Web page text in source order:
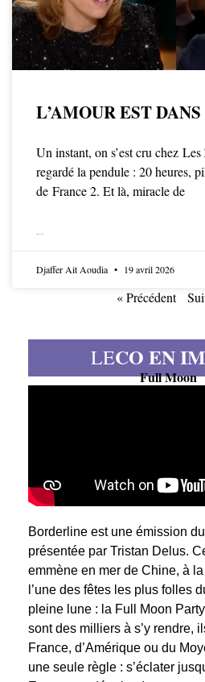
L’AMOUR EST
Un instant, on s’est cru chez
regardé la pendule : 20 heures,
de France 2. Et là, miracle de
Djaffer Ait Aoudia 19 avril 2026
« Précédent
LECO EN
Full Moon
Borderline est une émission
présentée par Tristan Delus.
emmène en mer de Chine, à
l’une des fêtes les plus folles
pleine lune : la Full Moon
sont des milliers à s’y rendre,
France, d’Amérique ou du
une seule règle : s’éclater